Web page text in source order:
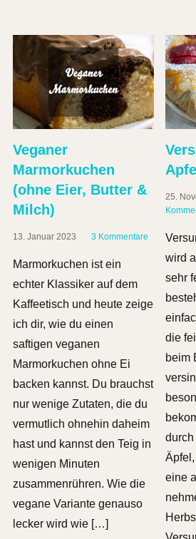
Veganer
Marmorkuchen
(ohne Eier, Butter &
Milch)
13. Januar 2023 3 Kommentare
Marmorkuchen ist ein
echter Klassiker auf dem
Kaffeetisch und heute zeige
ich dir, wie du einen
saftigen veganen
Marmorkuchen ohne Ei
backen kannst. Du brauchst
nur wenige Zutaten, die du
vermutlich ohnehin daheim
hast und kannst den Teig in
wenigen Minuten
zusammenrühren. Wie die
vegane Variante genauso
lecker wird wie […]
25.
wird
sehr
die
beim
eine